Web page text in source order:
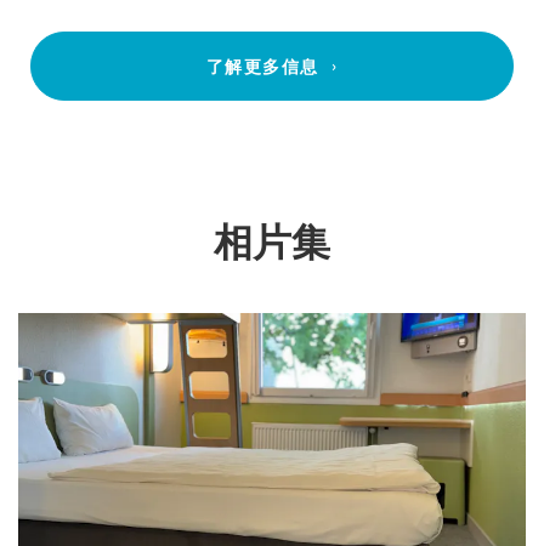
了解更多信息
相片集